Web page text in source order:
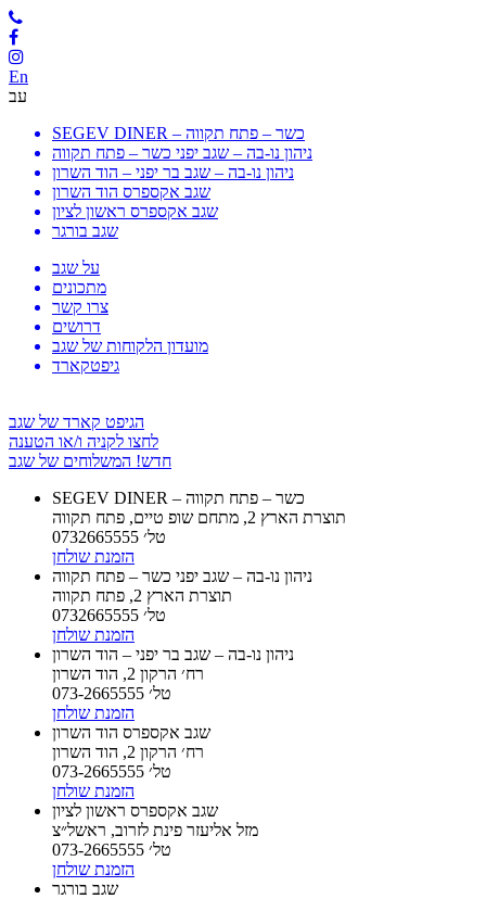
En
עב
SEGEV DINER – כשר – פתח תקווה
ניהון נו-בה – שגב יפני כשר – פתח תקווה
ניהון נו-בה – שגב בר יפני – הוד השרון
שגב אקספרס הוד השרון
שגב אקספרס ראשון לציון
שגב בורגר
על שגב
מתכונים
צרו קשר
דרושים
מועדון הלקוחות של שגב
גיפטקארד
הגיפט קארד של שגב
לחצו לקניה ו/או הטענה
חדש! המשלוחים של שגב
SEGEV DINER – כשר – פתח תקווה
תוצרת הארץ 2, מתחם שופ טיים, פתח תקווה
טל׳ 0732665555
הזמנת שולחן
ניהון נו-בה – שגב יפני כשר – פתח תקווה
תוצרת הארץ 2, פתח תקווה
טל׳ 0732665555
הזמנת שולחן
ניהון נו-בה – שגב בר יפני – הוד השרון
רח׳ הרקון 2, הוד השרון
טל׳ 073-2665555
הזמנת שולחן
שגב אקספרס הוד השרון
רח׳ הרקון 2, הוד השרון
טל׳ 073-2665555
הזמנת שולחן
שגב אקספרס ראשון לציון
מזל אליעזר פינת לזרוב, ראשל״צ
טל׳ 073-2665555
הזמנת שולחן
שגב בורגר